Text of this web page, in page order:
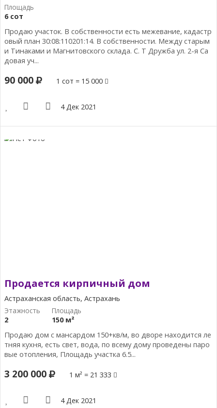
6 сот
Продаю участок. В собственности есть межевание, кадастр
овый план 30:08:110201:14. В собственности. Между старым
и Тинаками и Магнитовского склада. С. Т Дружба ул. 2-я Са
довая уч...
90 000 1 сот = 15 000
4 Дек 2021
Продается кирпичный дом
Астраханская область, Астрахань
2
150 м²
Продаю дом с мансардом 150+кв/м, во дворе находится ле
тняя кухня, есть свет, вода, по всему дому проведены паро
вые отопления, Площадь участка 6.5...
3 200 000 1 м² = 21 333
4 Дек 2021